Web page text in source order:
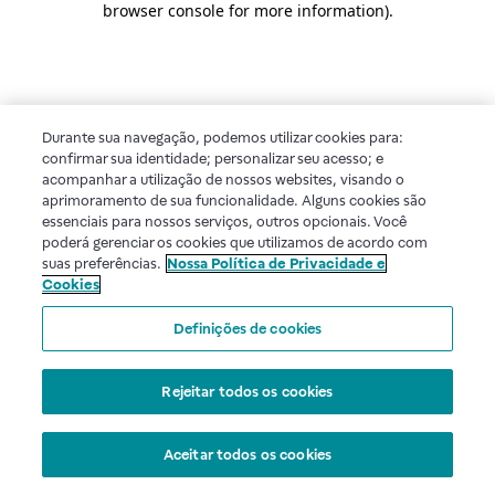
browser console for more information).
Durante sua navegação, podemos utilizar cookies para:
confirmar sua identidade; personalizar seu acesso; e
acompanhar a utilização de nossos websites, visando o
aprimoramento de sua funcionalidade. Alguns cookies são
essenciais para nossos serviços, outros opcionais. Você
poderá gerenciar os cookies que utilizamos de acordo com
suas preferências. Nossa Política de Privacidade e
Cookies
Definições de cookies
Rejeitar todos os cookies
Aceitar todos os cookies